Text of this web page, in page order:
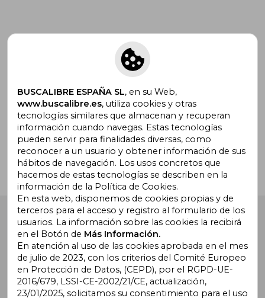
Suscríbete para recibir ofertas y
promociones
¿Necesitas ayuda?
Buscalibre España . Calle Energía, 65, Nave 3 (08940),
Cornellà de Llobregat, Barcelona. Derechos Reservados.
BUSCALIBRE ESPAÑA SL, en su Web,
www.buscalibre.es, utiliza cookies y otras
tecnologías similares que almacenan y recuperan
información cuando navegas. Estas tecnologías
pueden servir para finalidades diversas, como
reconocer a un usuario y obtener información de sus
hábitos de navegación. Los usos concretos que
hacemos de estas tecnologías se describen en la
información de la Política de Cookies.
En esta web, disponemos de cookies propias y de
terceros para el acceso y registro al formulario de los
usuarios. La información sobre las cookies la recibirá
en el Botón de Más Información.
En atención al uso de las cookies aprobada en el mes
de julio de 2023, con los criterios del Comité Europeo
en Protección de Datos, (CEPD), por el RGPD-UE-
2016/679, LSSI-CE-2002/21/CE, actualización,
23/01/2025, solicitamos su consentimiento para el uso